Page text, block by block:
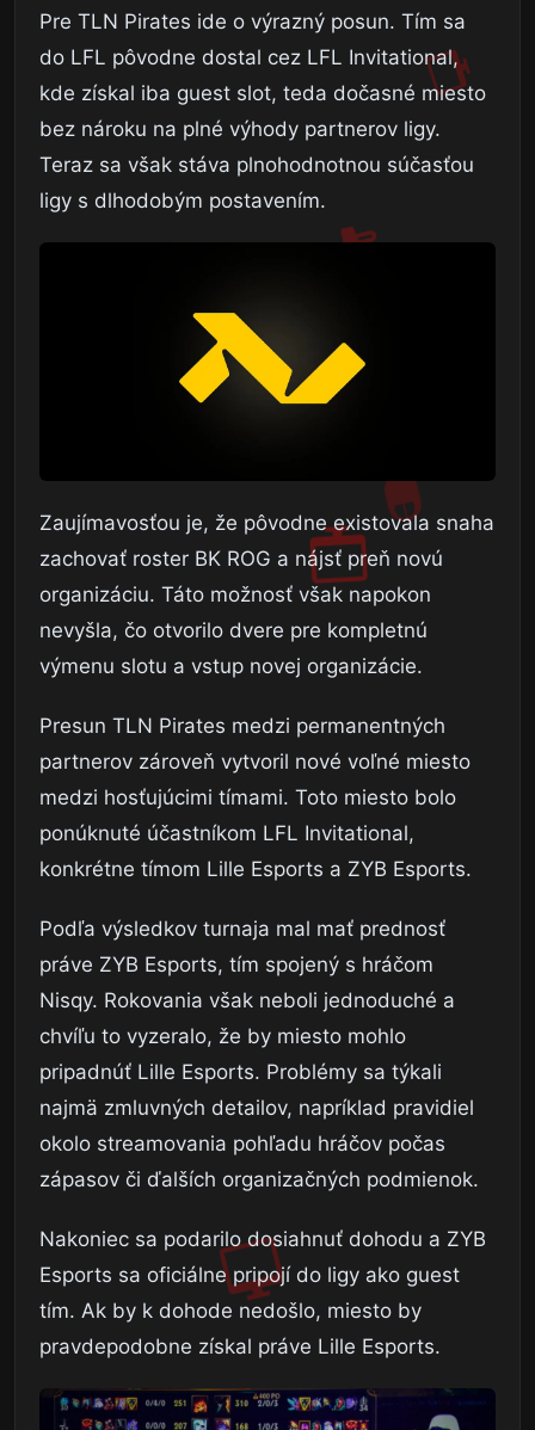
Pre TLN Pirates ide o výrazný posun. Tím sa
do LFL pôvodne dostal cez LFL Invitational,
kde získal iba guest slot, teda dočasné miesto
bez nároku na plné výhody partnerov ligy.
Teraz sa však stáva plnohodnotnou súčasťou
ligy s dlhodobým postavením.
Zaujímavosťou je, že pôvodne existovala snaha
zachovať roster BK ROG a nájsť preň novú
organizáciu. Táto možnosť však napokon
nevyšla, čo otvorilo dvere pre kompletnú
výmenu slotu a vstup novej organizácie.
Presun TLN Pirates medzi permanentných
partnerov zároveň vytvoril nové voľné miesto
medzi hosťujúcimi tímami. Toto miesto bolo
ponúknuté účastníkom LFL Invitational,
konkrétne tímom Lille Esports a ZYB Esports.
Podľa výsledkov turnaja mal mať prednosť
práve ZYB Esports, tím spojený s hráčom
Nisqy. Rokovania však neboli jednoduché a
chvíľu to vyzeralo, že by miesto mohlo
pripadnúť Lille Esports. Problémy sa týkali
najmä zmluvných detailov, napríklad pravidiel
okolo streamovania pohľadu hráčov počas
zápasov či ďalších organizačných podmienok.
Nakoniec sa podarilo dosiahnuť dohodu a ZYB
Esports sa oficiálne pripojí do ligy ako guest
tím. Ak by k dohode nedošlo, miesto by
pravdepodobne získal práve Lille Esports.